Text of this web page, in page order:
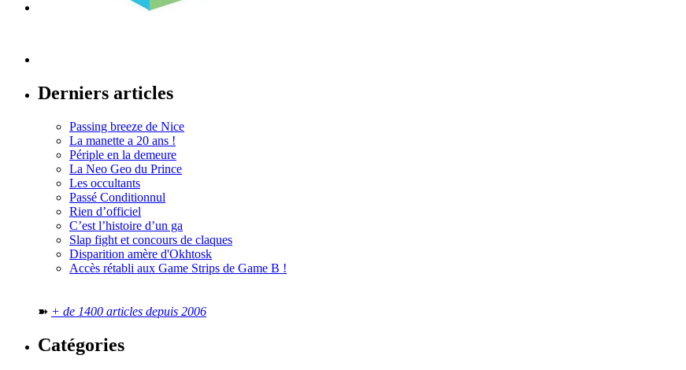
Derniers articles
Passing breeze de Nice
La manette a 20 ans !
Périple en la demeure
La Neo Geo du Prince
Les occultants
Passé Conditionnul
Rien d’officiel
C’est l’histoire d’un ga
Slap fight et concours de claques
Disparition amère d'Okhtosk
Accès rétabli aux Game Strips de Game B !
➽ + de 1400 articles depuis 2006
Catégories